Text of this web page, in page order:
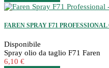
FAREN SPRAY F71
Disponibile
Spray olio da taglio F71 Faren
6,10 €